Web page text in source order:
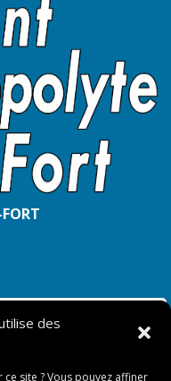
des
site ? Vous pouvez affiner
NOUS CONTACTER